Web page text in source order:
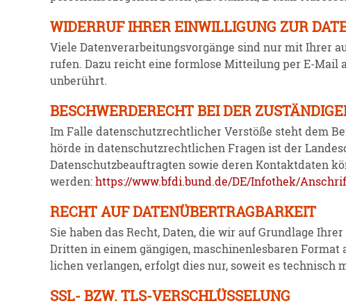
WIDERRUF IHRER EINWILLIGUNG ZUR
Viele Daten­ver­ar­bei­tungs­vor­gänge sind nur mit Ihrer
rufen. Dazu reicht eine formlose Mitteilung per
unberührt.
BESCHWERDERECHT BEI DER
Im Falle daten­schutz­recht­licher Verstöße steht dem
hörde in daten­schutz­recht­lichen Fragen ist der
Daten­schutz­be­auf­tragten sowie deren Kontakt­daten
werden:https://www.bfdi.bund.de/DE/Infothek/
RECHT AUF DATENÜBERTRAGBARKEIT
Sie haben das Recht, Daten, die wir auf Grundlage
Dritten in einem gängigen, maschi­nen­les­baren
lichen verlangen, erfolgt dies nur, soweit es technisch
SSL- BZW. TLS-VERSCHLÜSSELUNG